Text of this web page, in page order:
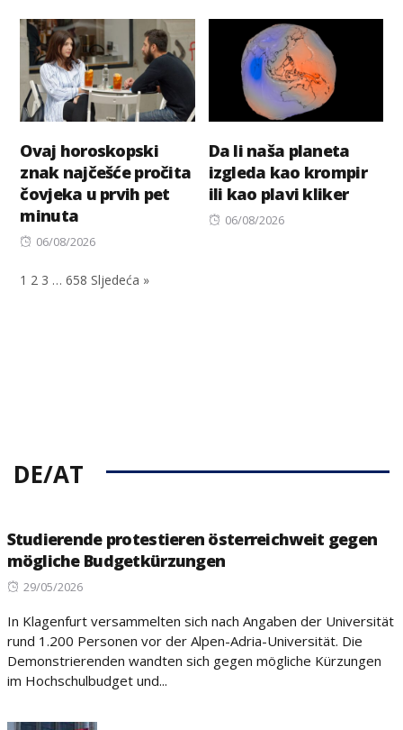
Ovaj horoskopski
znak najčešće pročita
čovjeka u prvih pet
minuta
Posted
06/08/2026
Da li naša planeta
izgleda kao krompir
ili kao plavi kliker
Posted
06/08/2026
1 2 3 … 658 Sljedeća »
DE/AT
Studierende protestieren österreichweit gegen
mögliche Budgetkürzungen
Posted
29/05/2026
In Klagenfurt versammelten sich nach Angaben der Universität
rund 1.200 Personen vor der Alpen-Adria-Universität. Die
Demonstrierenden wandten sich gegen mögliche Kürzungen
im Hochschulbudget und...